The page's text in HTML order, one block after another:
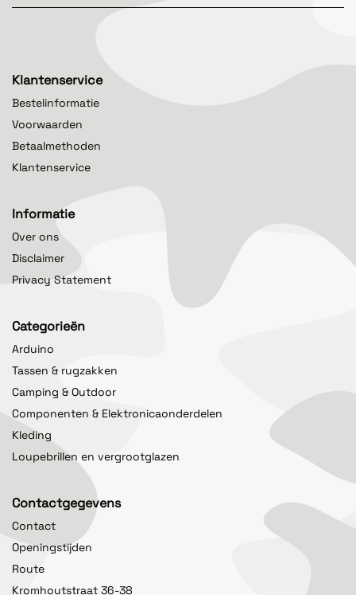
Klantenservice
Bestelinformatie
Voorwaarden
Betaalmethoden
Klantenservice
Informatie
Over ons
Disclaimer
Privacy Statement
Categorieën
Arduino
Tassen & rugzakken
Camping & Outdoor
Componenten & Elektronicaonderdelen
Kleding
Loupebrillen en vergrootglazen
Contactgegevens
Contact
Openingstijden
Route
Kromhoutstraat 36-38